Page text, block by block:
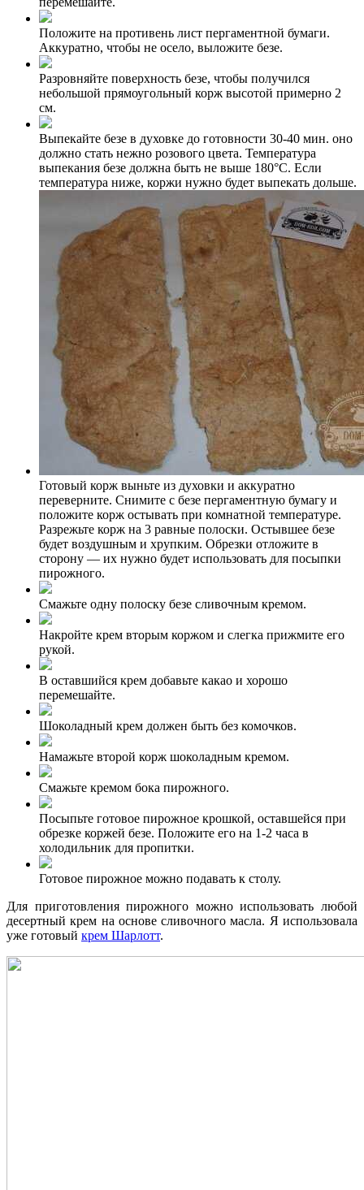
Положите на противень лист пергаментной бумаги.
Аккуратно, чтобы не осело, выложите безе.
Разровняйте поверхность безе, чтобы получился
небольшой прямоугольный корж высотой примерно 2
см.
Выпекайте безе в духовке до готовности 30-40 мин. оно
должно стать нежно розового цвета. Температура
выпекания безе должна быть не выше 180°C. Если
температура ниже, коржи нужно будет выпекать дольше.
Готовый корж выньте из духовки и аккуратно
переверните. Снимите с безе пергаментную бумагу и
положите корж остывать при комнатной температуре.
Разрежьте корж на 3 равные полоски. Остывшее безе
будет воздушным и хрупким. Обрезки отложите в
сторону — их нужно будет использовать для посыпки
пирожного.
Смажьте одну полоску безе сливочным кремом.
Накройте крем вторым коржом и слегка прижмите его
рукой.
В оставшийся крем добавьте какао и хорошо
перемешайте.
Шоколадный крем должен быть без комочков.
Намажьте второй корж шоколадным кремом.
Смажьте кремом бока пирожного.
Посыпьте готовое пирожное крошкой, оставшейся при
обрезке коржей безе. Положите его на 1-2 часа в
холодильник для пропитки.
Готовое пирожное можно подавать к столу.
Для приготовления пирожного можно использовать любой
десертный крем на основе сливочного масла. Я использовала
уже готовый крем Шарлотт.